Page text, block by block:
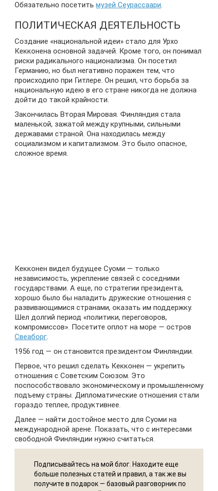
Обязательно посетить музей Сеурассаари.
ПОЛИТИЧЕСКАЯ ДЕЯТЕЛЬНОСТЬ
Создание «национальной идеи» стало для Урхо
Кекконена основной задачей. Кроме того, он понимал
риски радикального национализма. Он посетил
Германию, но был негативно поражен тем, что
происходило при Гитлере. Он решил, что борьба за
национальную идею в его стране никогда не должна
дойти до такой крайности.
Закончилась Вторая Мировая. Финляндия стала
маленькой, зажатой между крупными, сильными
державами страной. Она находилась между
социализмом и капитализмом. Это было опасное,
сложное время.
Кекконен видел будущее Суоми — только
независимость, укрепление связей с соседними
государствами. А еще, по стратегии президента,
хорошо было бы наладить дружеские отношения с
развивающимися странами, оказать им поддержку.
Шел долгий период «политики, переговоров,
компромиссов». Посетите оплот на море — остров
Свеаборг.
1956 год — он становится президентом Финляндии.
Первое, что решил сделать Кекконен — укрепить
отношения с Советским Союзом. Это
поспособствовало экономическому и промышленному
подъему страны. Дипломатические отношения стали
гораздо теплее, продуктивнее.
Далее — найти достойное место для Суоми на
международной арене. Показать, что с интересами
свободной Финляндии нужно считаться.
Подписывайтесь на мой блог. Находите еще
больше полезных статей и правил, а так же вы
получите в подарок — базовый разговорник по